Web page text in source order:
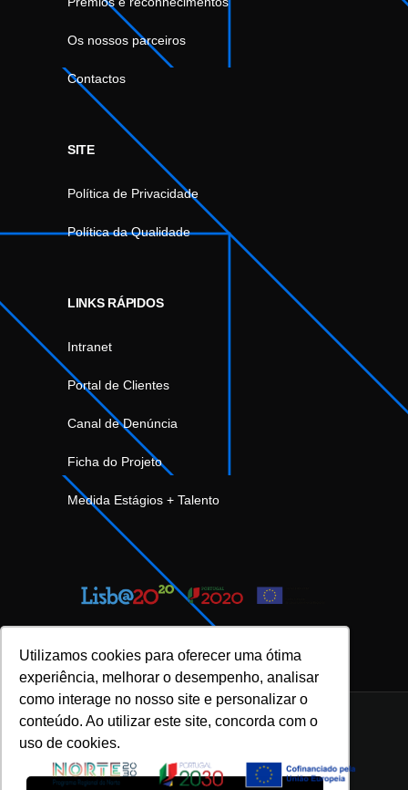
Utilizamos cookies para oferecer uma ótima
experiência, melhorar o desempenho, analisar
como interage no nosso site e personalizar o
conteúdo. Ao utilizar este site, concorda com o
uso de cookies.
Os nossos parceiros
Contactos
SITE
Política de Privacidade
Política da Qualidade
LINKS RÁPIDOS
Intranet
Portal de Clientes
Canal de Denúncia
Ficha do Projeto
Medida Estágios + Talento
INOVFLOW Business Solutions © 2023 |
Política de Privacidade e Proteção de Dados
|